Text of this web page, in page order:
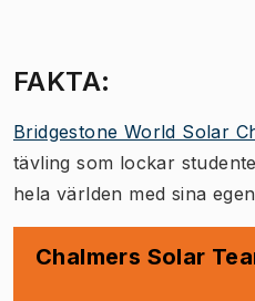
FAKTA:
Bridgestone World Solar
tävling som lockar
hela världen med sina
Chalmers Solar
(